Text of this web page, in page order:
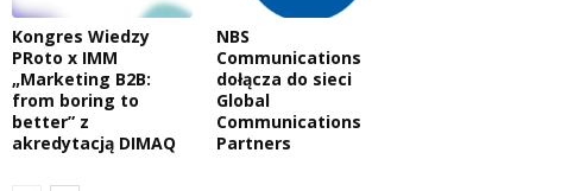
Kongres Wiedzy
PRoto x IMM
„Marketing B2B:
from boring to
better” z
akredytacją DIMAQ
NBS
Communications
dołącza do sieci
Global
Communications
Partners